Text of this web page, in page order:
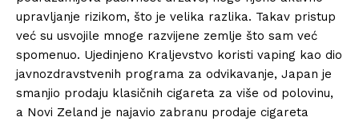
upravljanje rizikom, što je velika razlika. Takav pristup
već su usvojile mnoge razvijene zemlje što sam već
spomenuo. Ujedinjeno Kraljevstvo koristi vaping kao dio
javnozdravstvenih programa za odvikavanje, Japan je
smanjio prodaju klasičnih cigareta za više od polovinu,
a Novi Zeland je najavio zabranu prodaje cigareta